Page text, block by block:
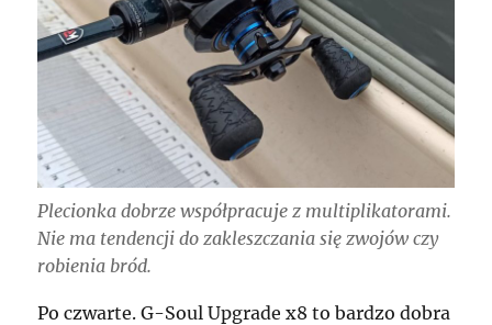
Plecionka dobrze współpracuje z multiplikatorami.
Nie ma tendencji do zakleszczania się zwojów czy
robienia bród.
Po czwarte. G-Soul Upgrade x8 to bardzo dobra